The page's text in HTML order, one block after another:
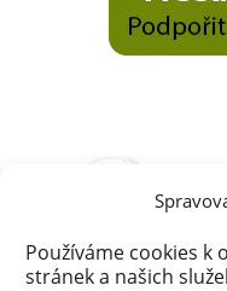
Používáme cookies k
stránek a našich